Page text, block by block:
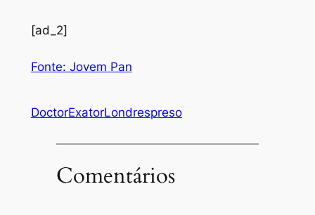
[ad_2]
Fonte: Jovem Pan
DoctorExatorLondrespreso
Comentários